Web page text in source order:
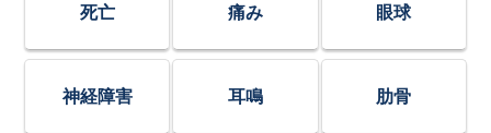
死亡 痛み 眼球
神経障害 耳鳴 肋骨